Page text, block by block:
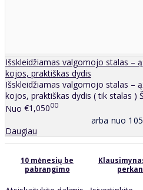
Išskleidžiamas valgomojo stalas –
kojos, praktiškas dydis
Išskleidžiamas valgomojo stalas –
kojos, praktiškas dydis ( tik stalas )
Nuo €1,05000
arba nuo
Daugiau
10 mėnesių be
pabrangimo